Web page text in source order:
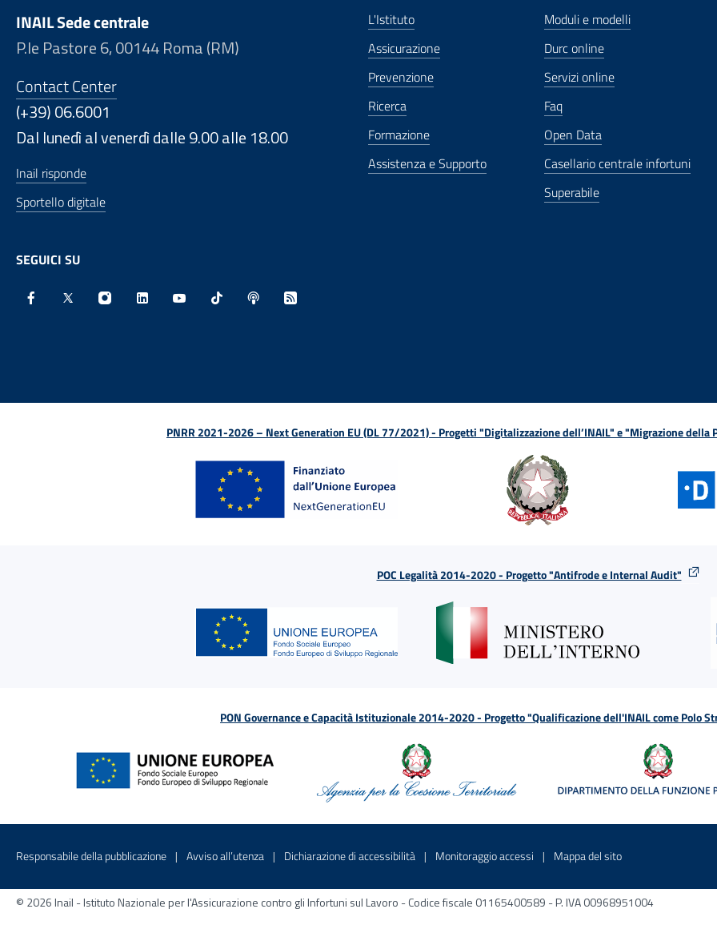
INAIL Sede centrale
P.le Pastore 6, 00144 Roma (RM)
Contact Center
(+39) 06.6001
Dal lunedì al venerdì dalle 9.00 alle 18.00
Inail risponde
Sportello digitale
SEGUICI SU
L'Istituto
Assicurazione
Prevenzione
Ricerca
Formazione
Assistenza e Supporto
Moduli e modelli
Durc online
Servizi online
Faq
Open Data
Casellario centrale infortuni
Superabile
PNRR 2021-2026 – Next Generation EU (DL 77/2021) - Progetti "Digitalizzazione dell’INAIL" e "Migrazione della
POC Legalità 2014-2020 - Progetto "Antifrode e Internal Audit"
PON Governance e Capacità Istituzionale 2014-2020 - Progetto "Qualificazione dell'INAIL come Polo
Menu di servizio
Responsabile della pubblicazione Sito interno - Apre in una nuova finestra
Avviso all’utenza Sito interno - Apre in una nuova finestra
Dichiarazione di accessibilità Sito interno - Apre in una nuova finestra
Monitoraggio accessi Sito interno - Apre in una nuova
Mappa del sitoSito interno - Apre
© 2026 Inail - Istituto Nazionale per l'Assicurazione contro gli Infortuni sul Lavoro - Codice fiscale 01165400589 - P. IVA 00968951004